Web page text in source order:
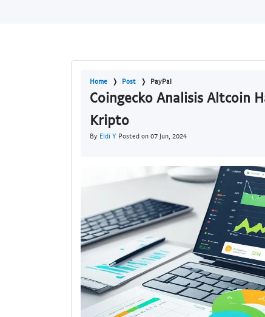
Home Post PayPal
Coingecko Analisis Altcoin
Kripto
By Eldi Y Posted on 07 Jun, 2024